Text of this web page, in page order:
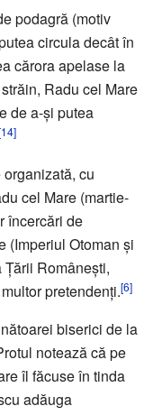
podagră (motiv
circula decât în
cărora apelase la
Radu cel Mare
de a-și putea
cu
cel Mare (martie-
încercări de
(Imperiul Otoman și
Românești,
pretendenți.[6]
biserici de la
notează că pe
îl făcuse în tinda
adăuga